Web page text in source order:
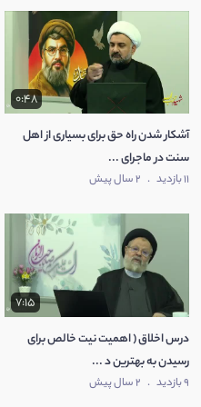
0:48
آشکار شدن راه حق برای بسیاری از اهل
سنت در ماجرای ...
11 بازدید . 2 سال پیش
7:15
درس اخلاق ( اهمیت نیت خالص برای
رسیدن به بهترین د ...
9 بازدید . 2 سال پیش